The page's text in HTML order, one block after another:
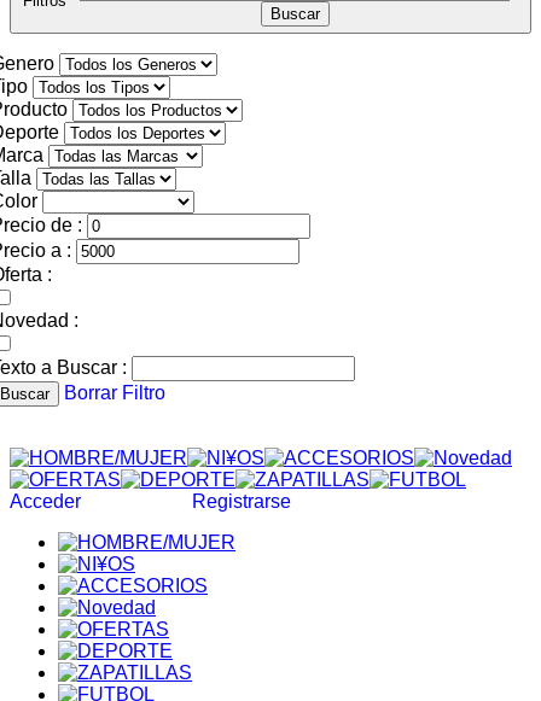
de :
a :
:
:
a Buscar :
Buscar Borrar Filtro
Acceder Registrarse